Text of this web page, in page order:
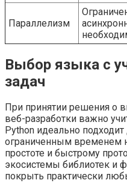
Параллелизм
Выбор языка с
задач
При принятии решения о
веб-разработки важно
Python идеально
ограниченным временем
простоте и быстрому
экосистемы библиотек и
покрыть практически